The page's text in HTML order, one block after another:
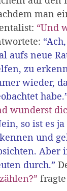
man
“Und
aufs neue
zu
wieder,
wunderst
so ist es
und
Aber
durch.”